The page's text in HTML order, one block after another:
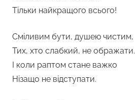
Тільки найкращого всього!
Сміливим бути, душею чистим,
Тих, хто слабкий, не ображати.
І коли раптом стане важко
Нізащо не відступати.